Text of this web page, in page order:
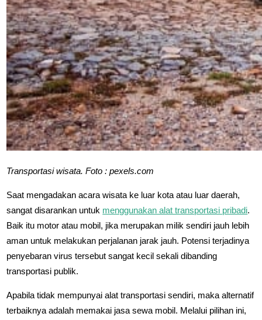
Transportasi wisata. Foto : pexels.com
Saat mengadakan acara wisata ke luar kota atau luar daerah,
sangat disarankan untuk menggunakan alat transportasi pribadi.
Baik itu motor atau mobil, jika merupakan milik sendiri jauh lebih
aman untuk melakukan perjalanan jarak jauh. Potensi terjadinya
penyebaran virus tersebut sangat kecil sekali dibanding
transportasi publik.
Apabila tidak mempunyai alat transportasi sendiri, maka alternatif
terbaiknya adalah memakai jasa sewa mobil. Melalui pilihan ini,